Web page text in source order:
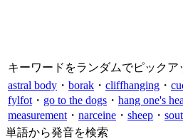
キーワードをランダムでピックア
astral body ・ borak ・ cliffhanging ・
fylfot ・ go to the dogs ・ hang one's
measurement ・ narceine ・ sheep ・
単語から発音を検索